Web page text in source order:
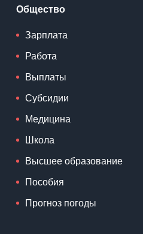
Общество
Зарплата
Работа
Выплаты
Субсидии
Медицина
Школа
Высшее образование
Пособия
Прогноз погоды